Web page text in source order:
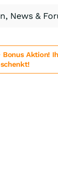
News &
Bonus Aktion!